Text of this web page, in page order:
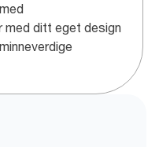
ditt eget design